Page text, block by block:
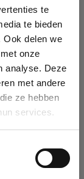
te
te bieden
Ook delen we
onze
analyse. Deze
met andere
ze hebben
services.
VAT or
complete the
you can create